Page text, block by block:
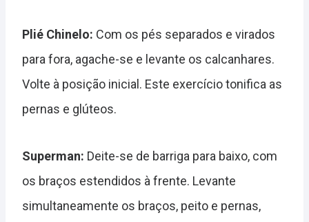
Plié Chinelo: Com os pés separados e virados
para fora, agache-se e levante os calcanhares.
Volte à posição inicial. Este exercício tonifica as
pernas e glúteos.
Superman: Deite-se de barriga para baixo, com
os braços estendidos à frente. Levante
simultaneamente os braços, peito e pernas,